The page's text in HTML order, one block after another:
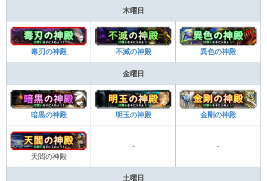
木曜日
毒刃の神殿 不滅の神殿 異色の神殿
金曜日
暗黒の神殿 明玉の神殿 金剛の神殿
天閻の神殿
- -
土曜日